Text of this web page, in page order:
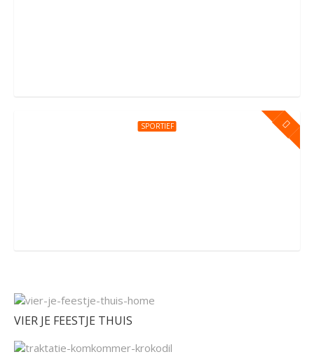
SPORTIEF
VIER JE FEESTJE THUIS